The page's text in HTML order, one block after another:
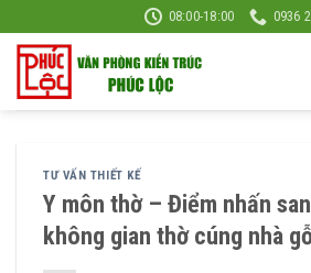
to
content
08:00-18:00 0936
TƯ VẤN THIẾT KẾ
Y môn thờ – Điểm nhấn
không gian thờ cúng nhà